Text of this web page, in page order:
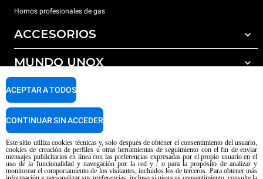
Hornos profesionales de gas
ACCESORIOS
Todos los accesorios
Detergentes para lavado automático
Detergentes para lavado manual
Tratamiento de agua con filtros de resina
Tratamiento de agua por ósmosis inversa
MUNDO UNOX
Nuestras sedes en el mundo
SOPORTE
Garantía Unox
Red de distribuidores
Centros de servicio técnico
Aviso sobre el contenido generado por IA
Privacy policy Cookie policy
Este sitio utiliza cookies técnicas y, solo después de obtener el consentimiento del usuario,
cookies de creación de perfiles u otras herramientas de seguimiento con el fin de enviar
mensajes publicitarios en línea con las preferencias expresadas por el propio usuario en el
uso de la funcionalidad y navegación por la red y / o para la propósito de analizar y
monitorear el comportamiento de los visitantes, incluidos los de terceros. Para obtener más
ACEPTAR A TODOS
CONTINUAR SIN ACCEDER